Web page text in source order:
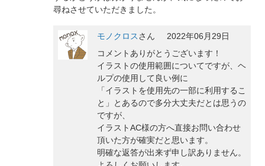
尋ねさせていただきました。
モノクロス さん
2022年06月29日
コメントありがとうございます！
イラストの使用範囲についてですが、ヘ
ルプの使用して良い例に
「イラストを使用先の一部に利用するこ
と」とあるので多分大丈夫だとは思うの
ですが、
イラストAC様の方へ直接お問い合わせ
頂いた方が確実だと思います。
明確な返答が出来ず申し訳ありません。